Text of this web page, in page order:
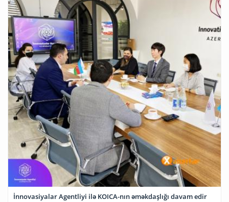
İnnovasiyalar Agentliyi ilə KOICA-nın əməkdaşlığı davam edir